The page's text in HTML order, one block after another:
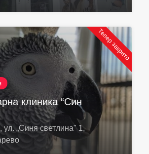
Тепер закрито
клиника “Син
ул. „Синя светлина" 1,